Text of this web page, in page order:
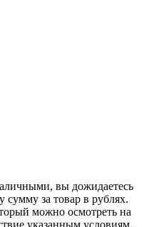
вы дожидаетесь
сумму за товар в рублях.
можно осмотреть на
указанным условиям.